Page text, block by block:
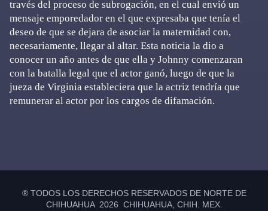
través del proceso de subrogación, en el cual envió un
mensaje emporedador en el que expresaba que tenía el
deseo de que se dejara de asociar la maternidad con,
necesariamente, llegar al altar. Esta noticia la dio a
conocer un año antes de que ella y Johnny comenzaran
con la batalla legal que el actor ganó, luego de que la
jueza de Virginia estableciera que la actriz tendría que
remunerar al actor por los cargos de difamación.
® TODOS LOS DERECHOS RESERVADOS DE NORTE DE
CHIHUAHUA 2026 CHIHUAHUA, CHIH. MEX.